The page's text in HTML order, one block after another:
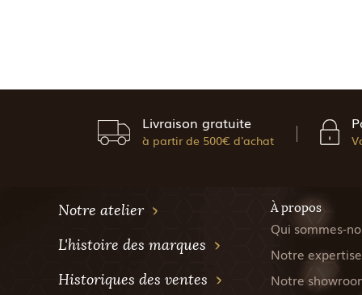
Livraison gratuite
à partir de 500€ d'achat
Notre atelier
L'histoire des marques
Historiques des ventes
À propos
Qui sommes-
Notre expertise
Notre